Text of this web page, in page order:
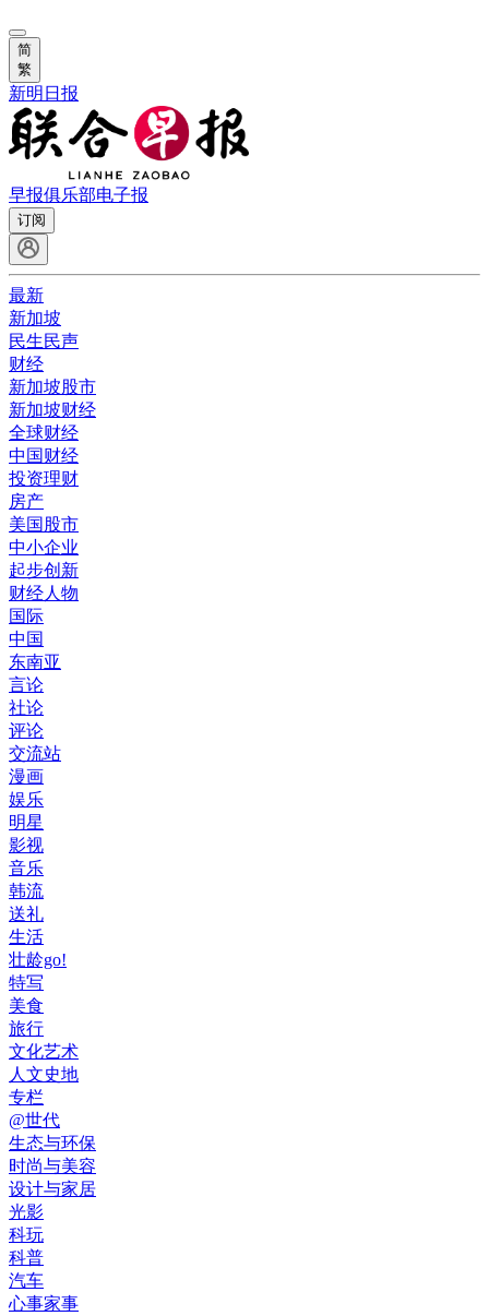
简
繁
新明日报
早报俱乐部电子报
订阅
最新
新加坡
民生民声
财经
新加坡股市
新加坡财经
全球财经
中国财经
投资理财
房产
美国股市
中小企业
起步创新
财经人物
国际
中国
东南亚
言论
社论
评论
交流站
漫画
娱乐
明星
影视
音乐
韩流
送礼
生活
壮龄go!
特写
美食
旅行
文化艺术
人文史地
专栏
@世代
生态与环保
时尚与美容
设计与家居
光影
科玩
科普
汽车
心事家事